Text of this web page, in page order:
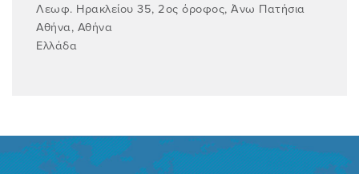
Λεωφ. Ηρακλείου 35, 2ος όροφος, Άνω Πατήσια
Αθήνα, Αθήνα
Ελλάδα